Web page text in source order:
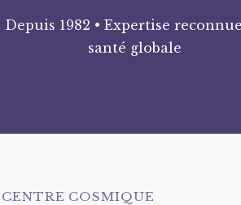
Depuis 1982 • Expertise
santé globale
CENTRE COSMIQUE